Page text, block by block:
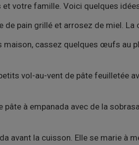
votre famille. Voici quelques
de pain grillé et arrosez de miel.
cassez quelques œufs au
vol-au-vent de pâte feuilletée
pâte à empanada avec de la
avant la cuisson. Elle se marie à